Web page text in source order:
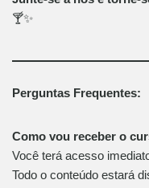
🍸✨
Perguntas Frequentes:
Como vou receber o
Você terá acesso
Todo o conteúdo estará